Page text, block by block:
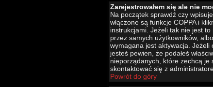
Zarejestrowałem się ale nie
Na początek sprawdź czy
włączone są funkcje COPPA i
instrukcjami. Jeżeli tak nie jest
przez samych użytkowników,
wymagana jest aktywacja. Jeżeli
jesteś pewien, że podałeś
nieporządanych, które zechcą je
skontaktować się z
Powrót do góry